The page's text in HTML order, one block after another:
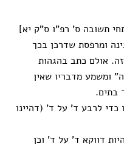
תשובה ס’ רפ”ו ס”ק יא]
ומרפסת שדרכן בכך
אולם כתב בהגהות
ומשמע מדבריו שאין
בתים.
לרבע ד’ על ד’ (דהיינו
דווקא ד’ על ד’ וכן